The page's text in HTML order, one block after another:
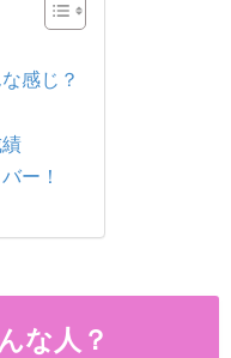
感じ？
ー！
な人？